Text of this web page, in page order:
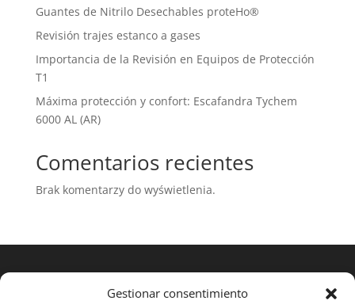
Gestionar consentimiento
Guantes de Nitrilo Desechables proteHo®
Revisión trajes estanco a gases
Importancia de la Revisión en Equipos de Protección
T1
Máxima protección y confort: Escafandra Tychem
6000 AL (AR)
Comentarios recientes
Brak komentarzy do wyświetlenia.